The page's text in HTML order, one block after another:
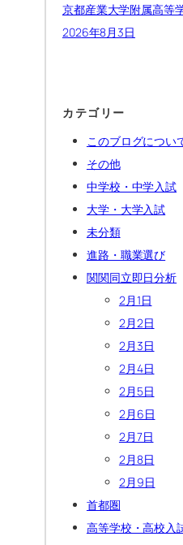
京都産業大学附属高
2026年8月3日
カテゴリー
このブログについ
その他
中学校・中学入試
大学・大学入試
未分類
進路・職業選び
関関同立即日分析
2月1日
2月2日
2月3日
2月4日
2月5日
2月6日
2月7日
2月8日
2月9日
首都圏
高等学校・高校入